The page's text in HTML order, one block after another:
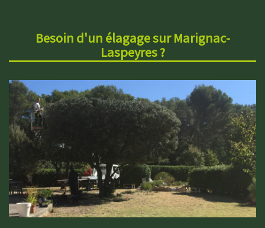
Besoin d'un élagage sur Marignac-
Laspeyres ?